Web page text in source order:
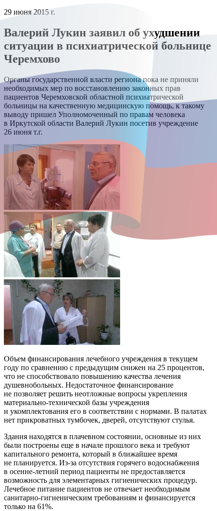
29 июня 2015 г.
Валерий Лукин заявил об ухудшении
ситуации в психиатрической больнице
Черемхово
Органы государственной власти региона пока не приняли
необходимых мер по восстановлению законных прав
пациентов Черемховской областной психиатрической
больницы на качественную медицинскую помощь, к такому
выводу пришел Уполномоченный по правам человека
в Иркутской области Валерий Лукин посетив учреждение
26 июня т.г.
Объем финансирования лечебного учреждения в текущем
году по сравнению с предыдущим снижен на 25 процентов,
что не способствовало повышению качества лечения
душевнобольных. Недостаточное финансирование
не позволяет решить неотложные вопросы укрепления
материально-технической базы учреждения
и укомплектования его в соответствии с нормами. В палатах
нет прикроватных тумбочек, дверей, отсутствуют стулья.
Здания находятся в плачевном состоянии, основные из них
были построены еще в начале прошлого века и требуют
капитального ремонта, который в ближайшее время
не планируется. Из-за отсутствия горячего водоснабжения
в осенне-летний период пациенты не предоставляется
возможность для элементарных гигиенических процедур.
Лечебное питание пациентов не отвечает необходимым
санитарно-гигиеническим требованиям и финансируется
только на 61%.